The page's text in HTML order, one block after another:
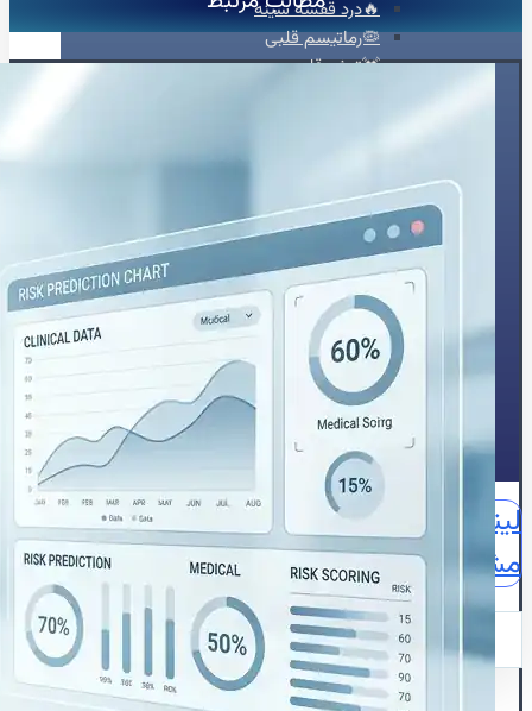
🔥درد قفسه سینه
🦠رماتیسم قلبی
💓تپش قلب
📝بلاگ
⏰نوبت‌دهی آنلاین
👩🏻‍⚕️درباره ما
🩺دکتر محبوبه شیخ
🏥درباره کلینیک
📕زندگینامه
📃سوابق علمی و اجرایی
🥇افتخارات و تقدیرنامه‌ها
🌍English
📞تماس با ما
لینکدین اینستاگرامآپاراتواتساپواتساپ
مشاوره نقشهایمیل